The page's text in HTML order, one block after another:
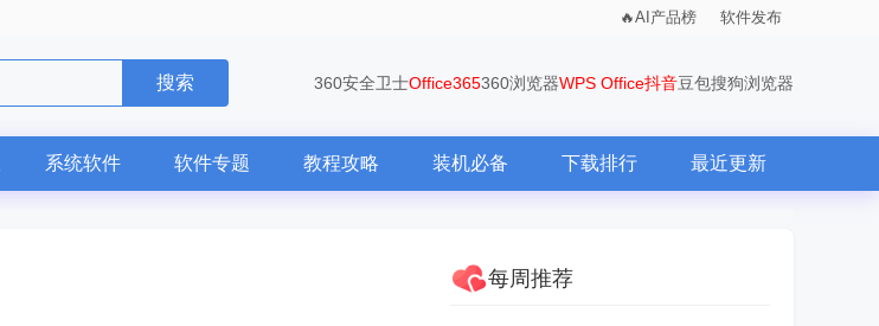
AI产品榜 软件发布
搜索 360安全卫士Office365360浏览器WPS Office抖音豆包搜狗浏览器
系统软件 软件专题 教程攻略 装机必备 下载排行 最近更新
每周推荐